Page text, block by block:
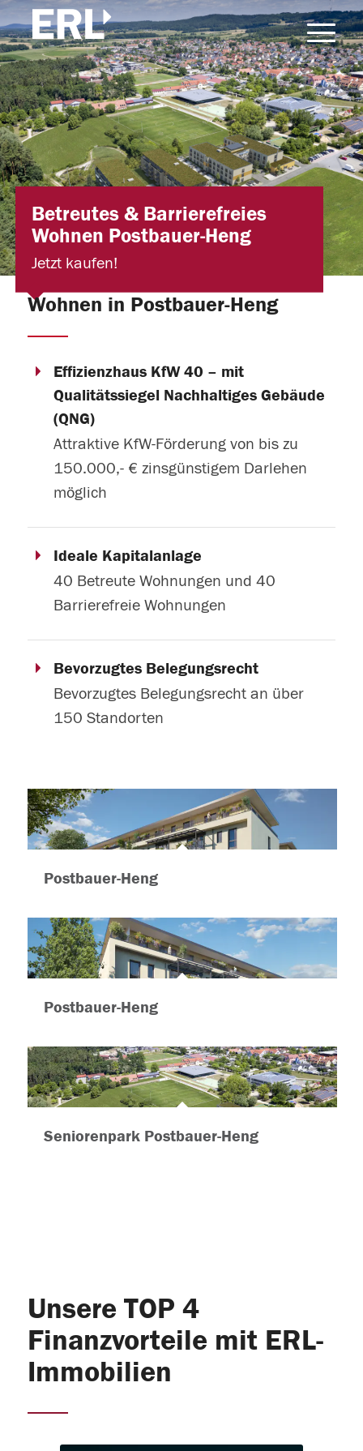
Betreutes & Barrierefreies
Wohnen Postbauer-Heng
Jetzt kaufen!
Wohnen in Postbauer-Heng
Effizienzhaus KfW 40 – mit
Qualitätssiegel Nachhaltiges Gebäude
(QNG)
Attraktive KfW-Förderung von bis zu
150.000,- € zinsgünstigem Darlehen
möglich
Ideale Kapitalanlage
40 Betreute Wohnungen und 40
Barrierefreie Wohnungen
Bevorzugtes Belegungsrecht
Bevorzugtes Belegungsrecht an über
150 Standorten
Postbauer-Heng
Postbauer-Heng
Seniorenpark Postbauer-Heng
Unsere TOP 4
Finanzvorteile mit ERL-
Immobilien